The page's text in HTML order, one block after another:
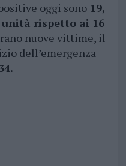
oggi sono19,
rispetto ai 16
nuove vittime, il
dell’emergenza